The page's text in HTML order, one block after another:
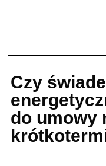
Czy
do umowy